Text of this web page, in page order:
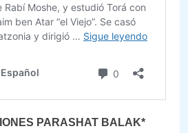
PARASHAT BALAK*